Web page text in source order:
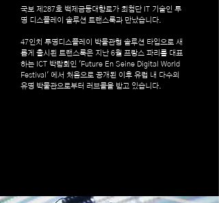
국보 제287호 백제금동대향로가 최첨단 IT 기술인 투
명 디스플레이 솔루션 트랜스룩과 만났습니다.
47인치 투명디스플레이 박물관형 솔루션 타입으로 새
롭게 출시된 트랜스룩은 지난 6월 프랑스 파리를 대표
하는 ICT 박람회인 'Future En Seine Digital World
Festival' 에서 처음으로 공개된 이후 유럽 내 다수의
유명 박물관으로부터 러브콜을 받고 있습니다.